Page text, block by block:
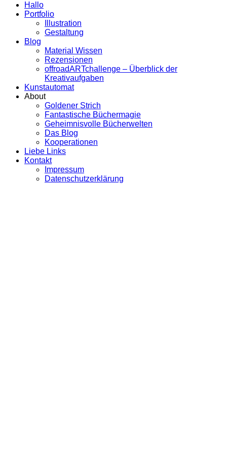
Hallo
Portfolio
Illustration
Gestaltung
Blog
Material Wissen
Rezensionen
offroadARTchallenge – Überblick der
Kreativaufgaben
Kunstautomat
About
Goldener Strich
Fantastische Büchermagie
Geheimnisvolle Bücherwelten
Das Blog
Kooperationen
Liebe Links
Kontakt
Impressum
Datenschutzerklärung